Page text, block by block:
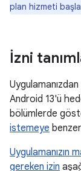
plan hizmeti
İzni
Android 13'ü
bölümlerde
istemeye
Uygulamanızın
gereken izin